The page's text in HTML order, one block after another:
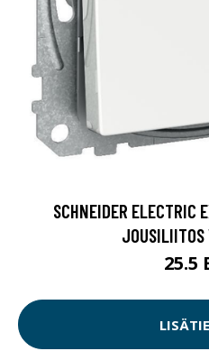
SCHNEIDER ELECTRIC
JOUSILIITOS
25.5